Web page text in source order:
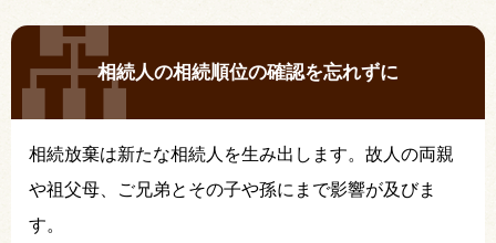
相続人の相続順位の確認を忘れずに
相続放棄は新たな相続人を生み出します。故人の両親
や祖父母、ご兄弟とその子や孫にまで影響が及びま
す。